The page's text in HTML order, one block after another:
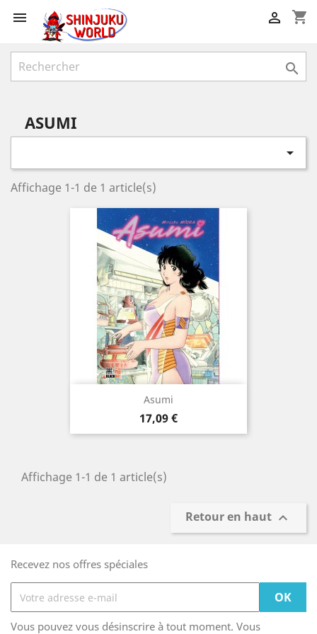
 shopping_cart


ASUMI

Affichage 1-1 de 1 article(s)
Asumi
Prix
17,09 €
Affichage 1-1 de 1 article(s)
Retour en haut 
Recevez nos offres spéciales
Vous pouvez vous désinscrire à tout moment. Vous